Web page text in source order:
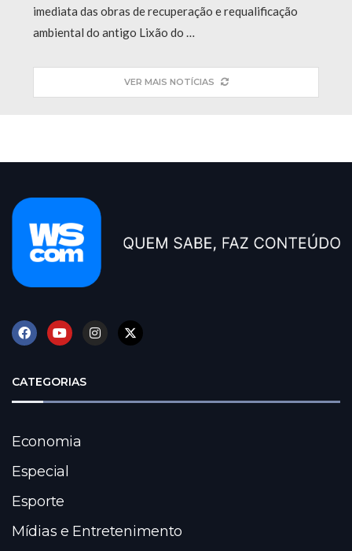
imediata das obras de recuperação e requalificação
ambiental do antigo Lixão do …
VER MAIS NOTÍCIAS
CATEGORIAS
Economia
Especial
Esporte
Mídias e Entretenimento